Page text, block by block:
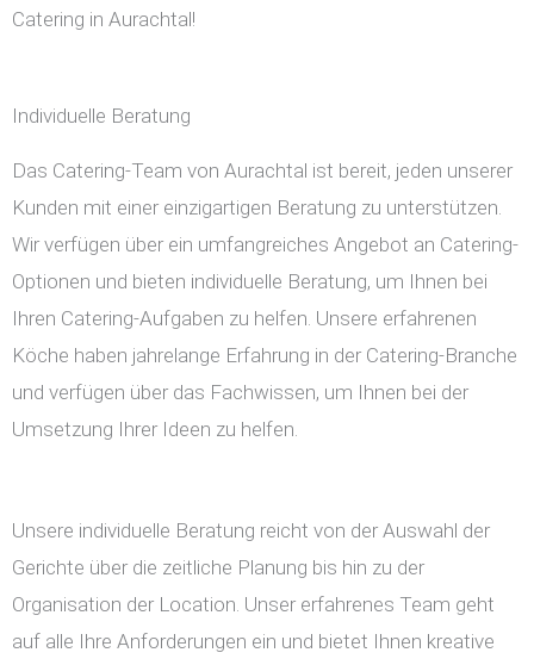
Catering in Aurachtal!
Individuelle Beratung
Das Catering-Team von Aurachtal ist bereit, jeden unserer
Kunden mit einer einzigartigen Beratung zu unterstützen.
Wir verfügen über ein umfangreiches Angebot an Catering-
Optionen und bieten individuelle Beratung, um Ihnen bei
Ihren Catering-Aufgaben zu helfen. Unsere erfahrenen
Köche haben jahrelange Erfahrung in der Catering-Branche
und verfügen über das Fachwissen, um Ihnen bei der
Umsetzung Ihrer Ideen zu helfen.
Unsere individuelle Beratung reicht von der Auswahl der
Gerichte über die zeitliche Planung bis hin zu der
Organisation der Location. Unser erfahrenes Team geht
auf alle Ihre Anforderungen ein und bietet Ihnen kreative